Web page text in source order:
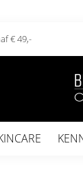
€ 49,-